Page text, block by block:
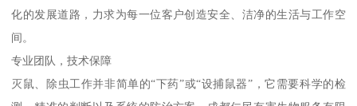
化的发展道路，力求为每一位客户创造安全、洁净的生活与工作空
间。
专业团队，技术保障
灭鼠、除虫工作并非简单的“下药”或“设捕鼠器”，它需要科学的检